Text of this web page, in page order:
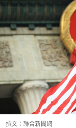
撰文： 聯合新聞網